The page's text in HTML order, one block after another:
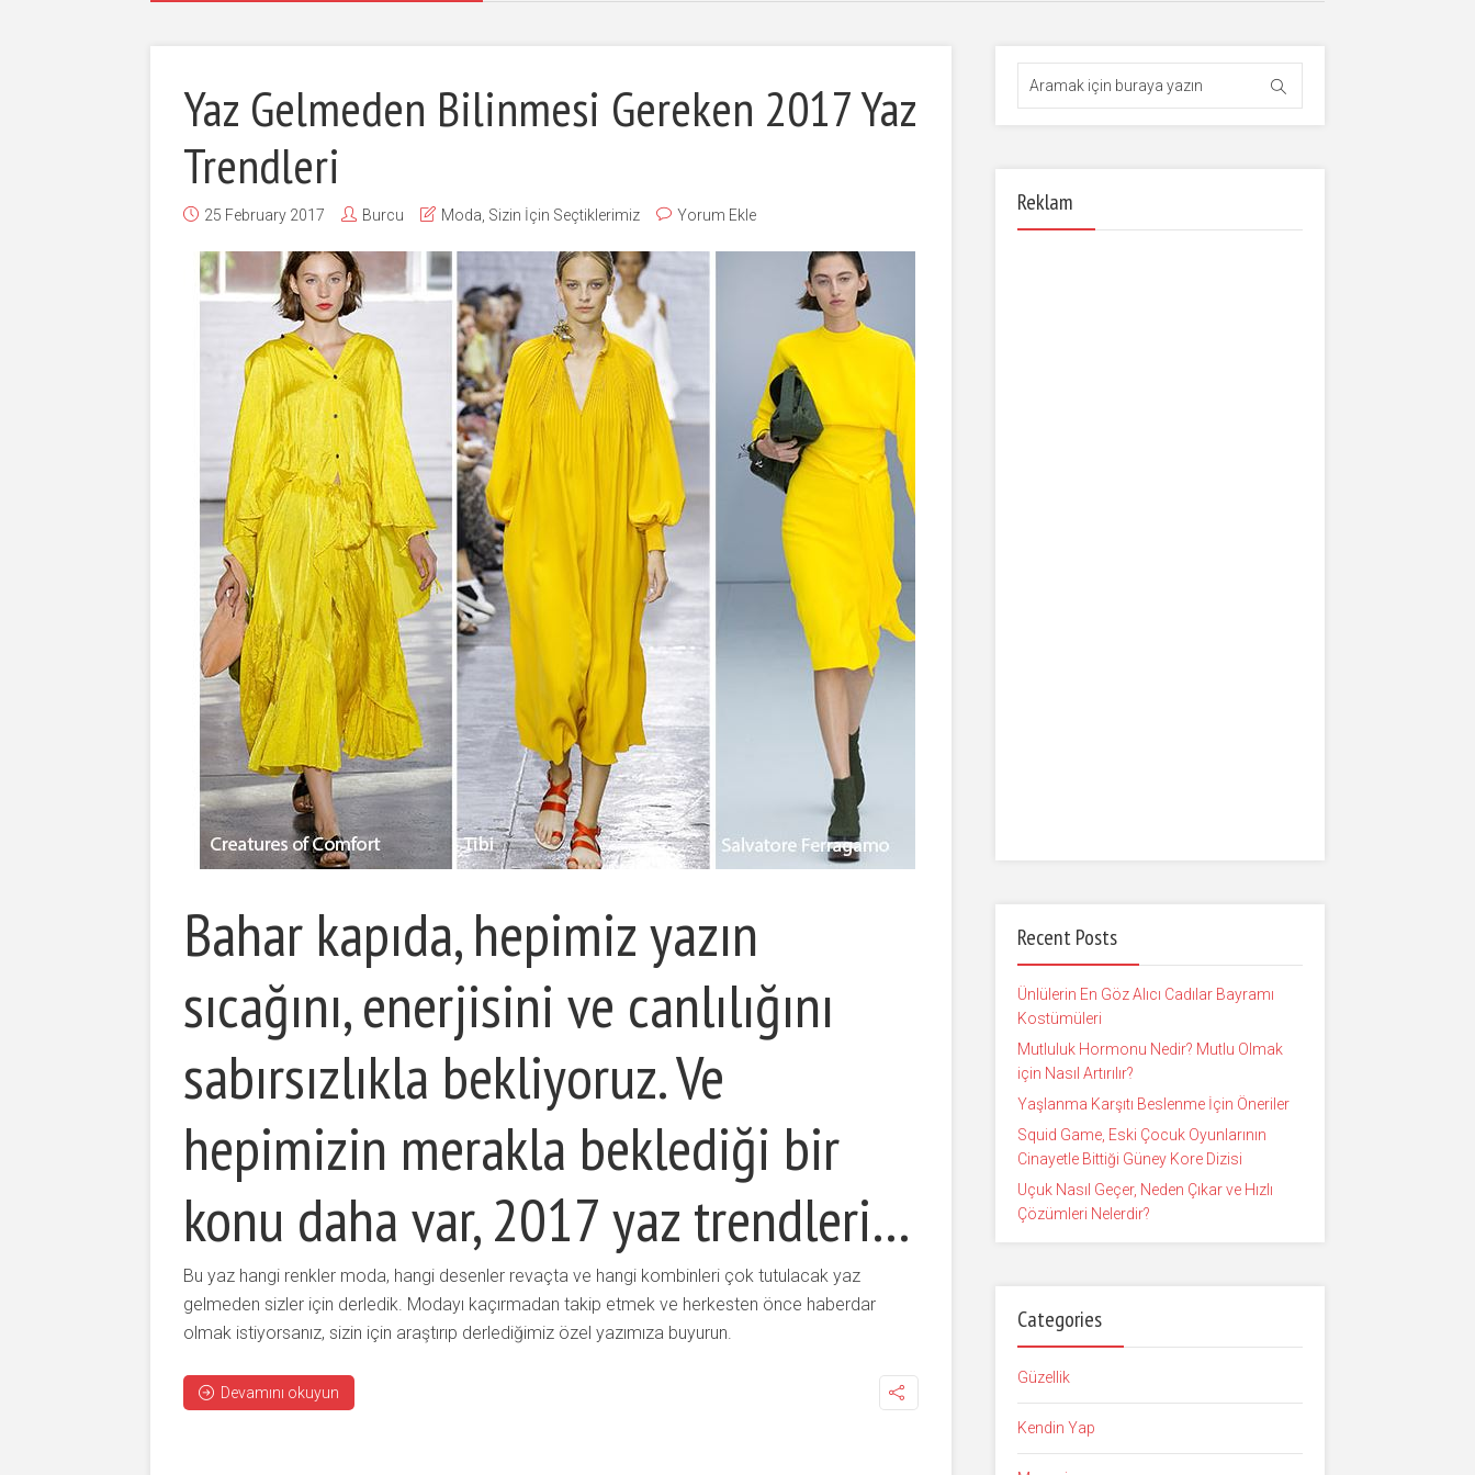
Yaz Gelmeden Bilinmesi Gereken 2017 Yaz
Trendleri
25 February 2017 Burcu Moda Sizin İçin Seçtiklerimiz Yorum Ekle
Bahar kapıda, hepimiz yazın
sıcağını, enerjisini ve canlılığını
sabırsızlıkla bekliyoruz. Ve
hepimizin merakla beklediği bir
konu daha var, 2017 yaz trendleri…
Bu yaz hangi renkler moda, hangi desenler revaçta ve hangi kombinleri çok tutulacak yaz
gelmeden sizler için derledik. Modayı kaçırmadan takip etmek ve herkesten önce haberdar
olmak istiyorsanız, sizin için araştırıp derlediğimiz özel yazımıza buyurun.
Devamını okuyun
Reklam
Recent Posts
Ünlülerin En Göz Alıcı Cadılar Bayramı
Kostümüleri
Mutluluk Hormonu Nedir? Mutlu Olmak
için Nasıl Artırılır?
Yaşlanma Karşıtı Beslenme İçin Öneriler
Squid Game, Eski Çocuk Oyunlarının
Cinayetle Bittiği Güney Kore Dizisi
Uçuk Nasıl Geçer, Neden Çıkar ve Hızlı
Çözümleri Nelerdir?
Categories
Güzellik
Kendin Yap